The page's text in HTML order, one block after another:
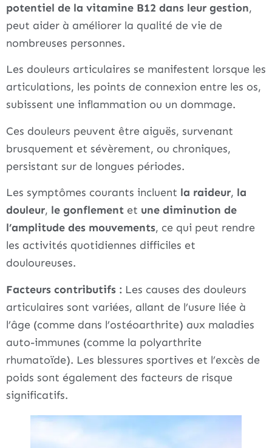
potentiel de la vitamine B12 dans leur gestion,
peut aider à améliorer la qualité de vie de
nombreuses personnes.
Les douleurs articulaires se manifestent lorsque les
articulations, les points de connexion entre les os,
subissent une inflammation ou un dommage.
Ces douleurs peuvent être aiguës, survenant
brusquement et sévèrement, ou chroniques,
persistant sur de longues périodes.
Les symptômes courants incluent la raideur, la
douleur, le gonflement et une diminution de
l’amplitude des mouvements, ce qui peut rendre
les activités quotidiennes difficiles et
douloureuses.
Facteurs contributifs : Les causes des douleurs
articulaires sont variées, allant de l’usure liée à
l’âge (comme dans l’ostéoarthrite) aux maladies
auto-immunes (comme la polyarthrite
rhumatoïde). Les blessures sportives et l’excès de
poids sont également des facteurs de risque
significatifs.